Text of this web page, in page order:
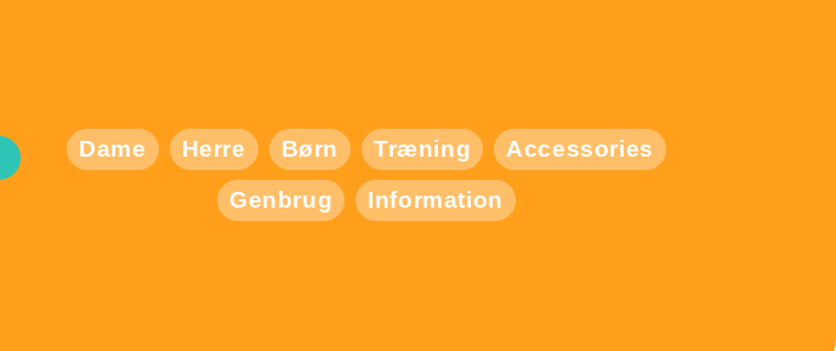
Dame Herre Børn Træning
Accessories
Genbrug
Information